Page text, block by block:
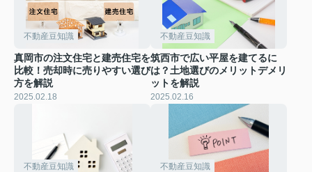
不動産豆知識
真岡市の注文住宅と建売住宅を
比較！売却時に売りやすい選び
方を解説
2025.02.18
不動産豆知識
筑西市で広い平屋を建てるに
は？土地選びのメリットデメリ
ットを解説
2025.02.16
不動産豆知識 不動産豆知識